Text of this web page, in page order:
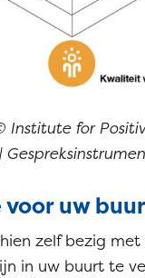
Institute for
voor uw
zelf bezig
in uw buurt te